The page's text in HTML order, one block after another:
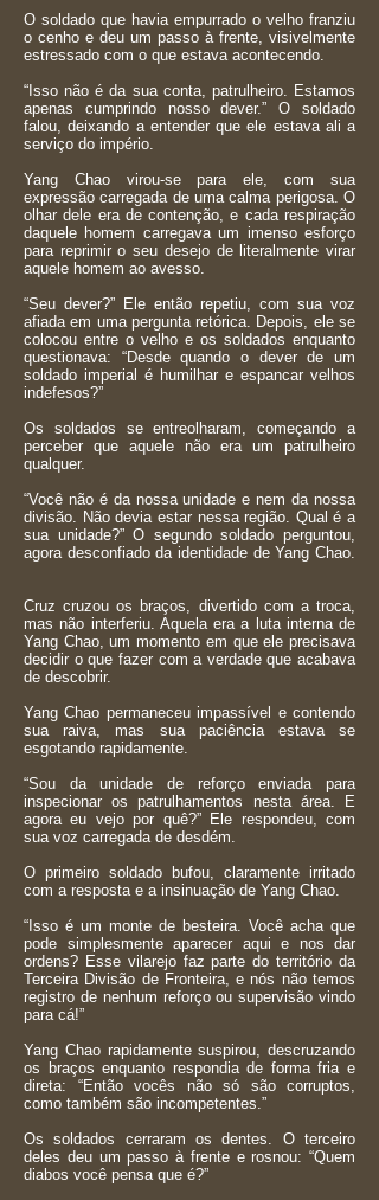
O soldado que havia empurrado o velho franziu
o cenho e deu um passo à frente, visivelmente
estressado com o que estava acontecendo.
“Isso não é da sua conta, patrulheiro. Estamos
apenas cumprindo nosso dever.” O soldado
falou, deixando a entender que ele estava ali a
serviço do império.
Yang Chao virou-se para ele, com sua
expressão carregada de uma calma perigosa. O
olhar dele era de contenção, e cada respiração
daquele homem carregava um imenso esforço
para reprimir o seu desejo de literalmente virar
aquele homem ao avesso.
“Seu dever?” Ele então repetiu, com sua voz
afiada em uma pergunta retórica. Depois, ele se
colocou entre o velho e os soldados enquanto
questionava: “Desde quando o dever de um
soldado imperial é humilhar e espancar velhos
indefesos?”
Os soldados se entreolharam, começando a
perceber que aquele não era um patrulheiro
qualquer.
“Você não é da nossa unidade e nem da nossa
divisão. Não devia estar nessa região. Qual é a
sua unidade?” O segundo soldado perguntou,
agora desconfiado da identidade de Yang Chao.
Cruz cruzou os braços, divertido com a troca,
mas não interferiu. Aquela era a luta interna de
Yang Chao, um momento em que ele precisava
decidir o que fazer com a verdade que acabava
de descobrir.
Yang Chao permaneceu impassível e contendo
sua raiva, mas sua paciência estava se
esgotando rapidamente.
“Sou da unidade de reforço enviada para
inspecionar os patrulhamentos nesta área. E
agora eu vejo por quê?” Ele respondeu, com
sua voz carregada de desdém.
O primeiro soldado bufou, claramente irritado
com a resposta e a insinuação de Yang Chao.
“Isso é um monte de besteira. Você acha que
pode simplesmente aparecer aqui e nos dar
ordens? Esse vilarejo faz parte do território da
Terceira Divisão de Fronteira, e nós não temos
registro de nenhum reforço ou supervisão vindo
para cá!”
Yang Chao rapidamente suspirou, descruzando
os braços enquanto respondia de forma fria e
direta: “Então vocês não só são corruptos,
como também são incompetentes.”
Os soldados cerraram os dentes. O terceiro
deles deu um passo à frente e rosnou: “Quem
diabos você pensa que é?”